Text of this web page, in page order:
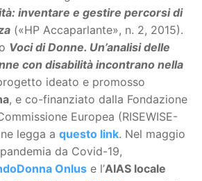
inventare e gestire percorsi di
(«HP Accaparlante», n. 2, 2015).
Voci di Donne. Un’analisi delle
con disabilità incontrano nella
ideato e promosso
, e co-finanziato dalla Fondazione
Europea (RISEWISE-
legga a questo link. Nel maggio
da Covid-19,
Onlus e l’AIAS locale